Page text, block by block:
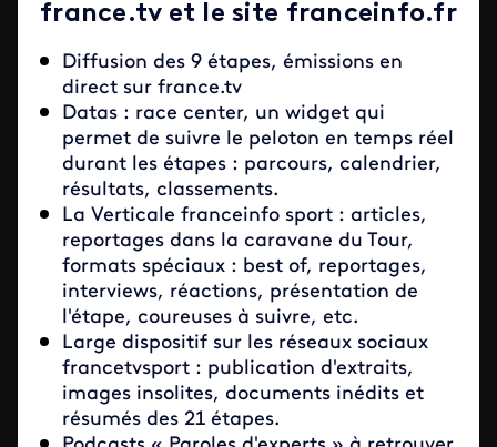
france.tv et le site franceinfo.fr
Diffusion des 9 étapes, émissions en
direct sur france.tv
Datas : race center, un widget qui
permet de suivre le peloton en temps réel
durant les étapes : parcours, calendrier,
résultats, classements.
La Verticale franceinfo sport : articles,
reportages dans la caravane du Tour,
formats spéciaux : best of, reportages,
interviews, réactions, présentation de
l'étape, coureuses à suivre, etc.
Large dispositif sur les réseaux sociaux
francetvsport : publication d'extraits,
images insolites, documents inédits et
résumés des 21 étapes.